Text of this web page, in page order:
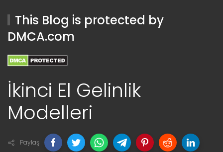
This Blog is protected by
DMCA.com
İkinci El Gelinlik
Modelleri
Paylaş